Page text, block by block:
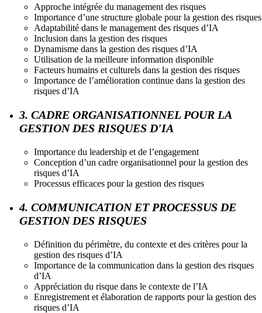
Approche intégrée du management des risques
Importance d’une structure globale pour la gestion des risques
Adaptabilité dans le management des risques d’IA
Inclusion dans la gestion des risques
Dynamisme dans la gestion des risques d’IA
Utilisation de la meilleure information disponible
Facteurs humains et culturels dans la gestion des risques
Importance de l’amélioration continue dans la gestion des
risques d’IA
3. CADRE ORGANISATIONNEL POUR LA
GESTION DES RISQUES D'IA
Importance du leadership et de l’engagement
Conception d’un cadre organisationnel pour la gestion des
risques d’IA
Processus efficaces pour la gestion des risques
4. COMMUNICATION ET PROCESSUS DE
GESTION DES RISQUES
Définition du périmètre, du contexte et des critères pour la
gestion des risques d’IA
Importance de la communication dans la gestion des risques
d’IA
Appréciation du risque dans le contexte de l’IA
Enregistrement et élaboration de rapports pour la gestion des
risques d’IA